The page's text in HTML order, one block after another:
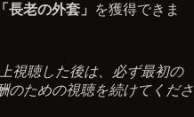
長老の外套」
を獲得できま
視聴した後は、必ず最初の
のための視聴を続けてくださ